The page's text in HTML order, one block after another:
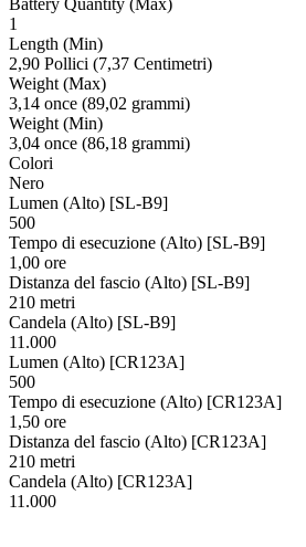
1
Length (Min)
2,90 Pollici (7,37 Centimetri)
Weight (Max)
3,14 once (89,02 grammi)
Weight (Min)
3,04 once (86,18 grammi)
Colori
Nero
Lumen (Alto) [SL-B9]
500
Tempo di esecuzione (Alto) [SL-B9]
1,00 ore
Distanza del fascio (Alto) [SL-B9]
210 metri
Candela (Alto) [SL-B9]
11.000
Lumen (Alto) [CR123A]
500
Tempo di esecuzione (Alto) [CR123A]
1,50 ore
Distanza del fascio (Alto) [CR123A]
210 metri
Candela (Alto) [CR123A]
11.000